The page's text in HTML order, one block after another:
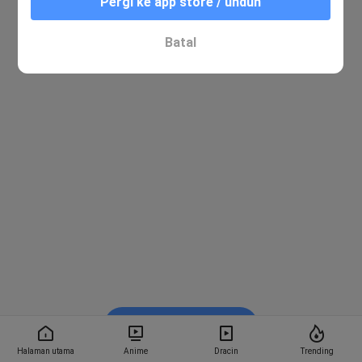
Halaman utama Anime Dracin Trending
Nonton di Bstation
Batal